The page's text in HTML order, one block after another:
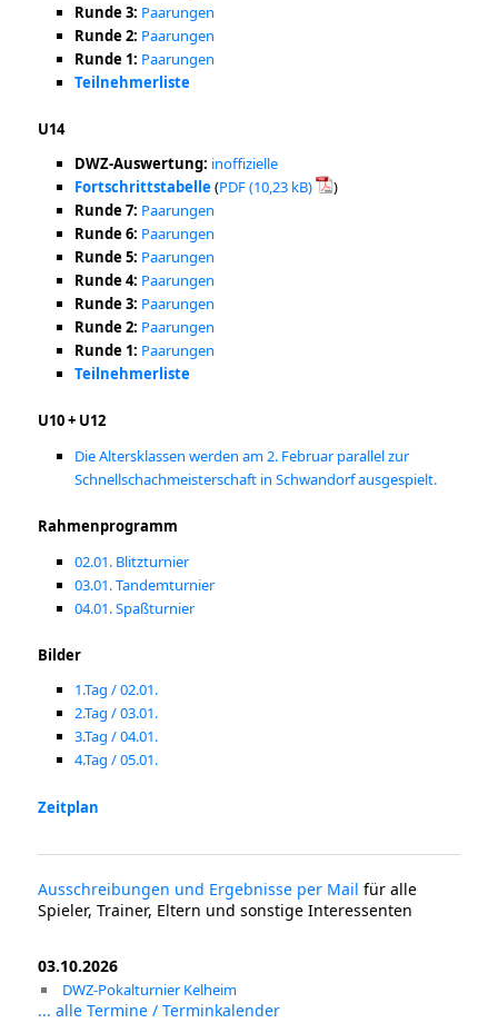
Runde 3: Paarungen
Runde 2: Paarungen
Runde 1: Paarungen
Teilnehmerliste
U14
DWZ-Auswertung: inoffizielle
Fortschrittstabelle(PDF
)
Runde 7: Paarungen
Runde 6: Paarungen
Runde 5: Paarungen
Runde 4: Paarungen
Runde 3: Paarungen
Runde 2: Paarungen
Runde 1: Paarungen
Teilnehmerliste
U10 + U12
Die Altersklassen werden am 2. Februar parallel zur
Schnellschachmeisterschaft in Schwandorf ausgespielt.
Rahmenprogramm
02.01. Blitzturnier
03.01. Tandemturnier
04.01. Spaßturnier
Bilder
1.Tag / 02.01.
2.Tag / 03.01.
3.Tag / 04.01.
4.Tag / 05.01.
Zeitplan
Ausschreibungen und Ergebnisse per Mail für alle
Spieler, Trainer, Eltern und sonstige Interessenten
03.10.2026
DWZ-Pokalturnier Kelheim
... alle Termine / Terminkalender